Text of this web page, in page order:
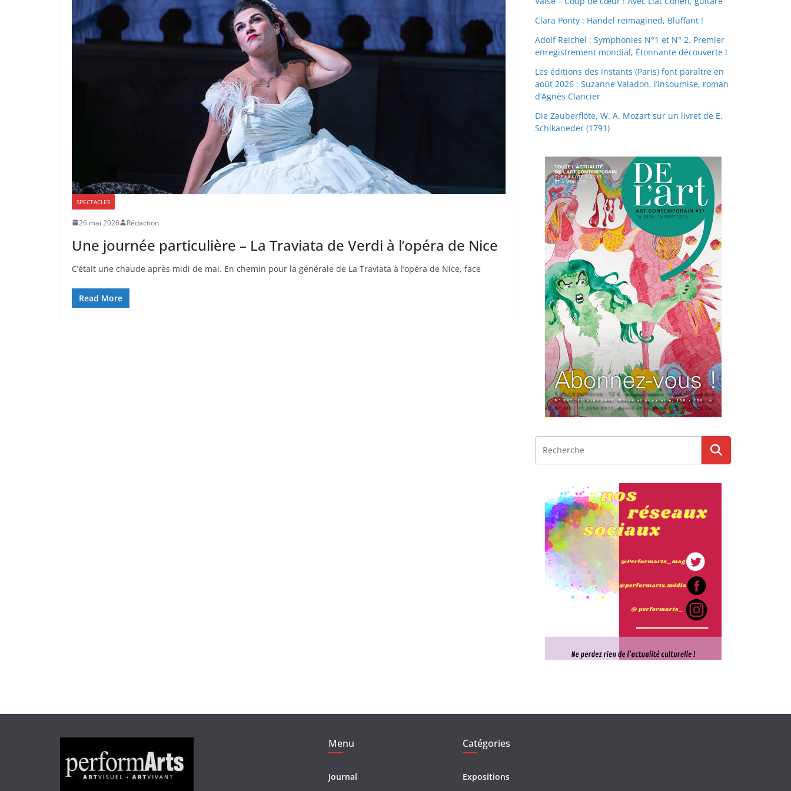
SPECTACLES
26 mai 2026 Rédaction
Une journée particulière – La Traviata de Verdi à l’opéra de Nice
C’était une chaude après midi de mai. En chemin pour la générale de La Traviata à l’opéra de Nice, face
Read More
Clara Ponty : Händel reimagined, Bluffant !
Adolf Reichel : Symphonies N°1 et N° 2. Premier
enregistrement mondial, Étonnante découverte !
Les éditions des instants (Paris) font paraître en
août 2026 : Suzanne Valadon, l’insoumise, roman
d’Agnès Clancier
Die Zauberflöte, W. A. Mozart sur un livret de E.
Schikaneder (1791)
Menu
Journal
Catégories
Expositions